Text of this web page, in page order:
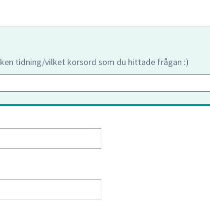
tidning/vilket korsord som du hittade frågan :)